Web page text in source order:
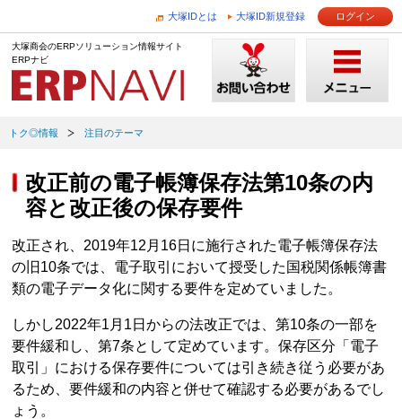
大塚IDとは 大塚ID新規登録 ログイン
大塚商会のERPソリューション情報サイト
ERPナビ
トク◎情報 注目のテーマ
改正前の電子帳簿保存法第10条の内
容と改正後の保存要件
改正され、2019年12月16日に施行された電子帳簿保存法
の旧10条では、電子取引において授受した国税関係帳簿書
類の電子データ化に関する要件を定めていました。
しかし2022年1月1日からの法改正では、第10条の一部を
要件緩和し、第7条として定めています。保存区分「電子
取引」における保存要件については引き続き従う必要があ
るため、要件緩和の内容と併せて確認する必要があるでし
ょう。